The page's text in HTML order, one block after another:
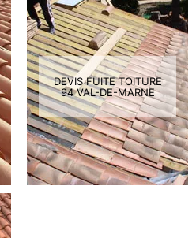
DEVIS FUITE TOITURE
94 VAL-DE-MARNE